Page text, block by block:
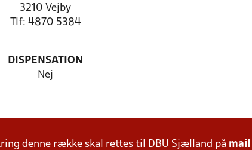
3210 Vejby
Tlf: 4870 5384
DISPENSATION
Nej
denne række skal rettes til DBU Sjælland på mail